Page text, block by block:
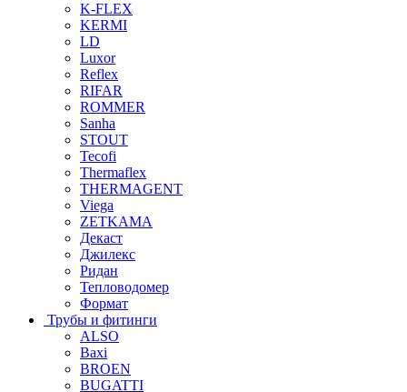
K-FLEX
KERMI
LD
Luxor
Reflex
RIFAR
ROMMER
Sanha
STOUT
Tecofi
Thermaflex
THERMAGENT
Viega
ZETKAMA
Декаст
Джилекс
Ридан
Тепловодомер
Формат
Трубы и фитинги
ALSO
Baxi
BROEN
BUGATTI